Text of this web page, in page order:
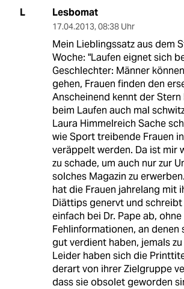
L Lesbomat
17.04.2013, 08:38 Uhr
Mein Lieblingssatz aus dem
Woche: "Laufen eignet sich
Geschlechter: Männer
gehen, Frauen finden den
Anscheinend kennt der Stern
beim Laufen auch mal
Laura Himmelreich Sache
wie Sport treibende Frauen
veräppelt werden. Da ist mir
zu schade, um auch nur zur
solches Magazin zu
hat die Frauen jahrelang mit
Diättips genervt und
einfach bei Dr. Pape ab,
Fehlinformationen, an denen
gut verdient haben, jemals
Leider haben sich die
derart von ihrer Zielgruppe
dass sie obsolet geworden